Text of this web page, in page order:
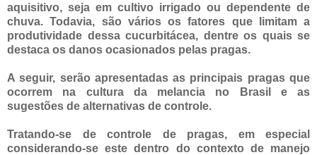
aquisitivo, seja em cultivo irrigado ou dependente de
chuva. Todavia, são vários os fatores que limitam a
produtividade dessa cucurbitácea, dentre os quais se
destaca os danos ocasionados pelas pragas.
A seguir, serão apresentadas as principais pragas que
ocorrem na cultura da melancia no Brasil e as
sugestões de alternativas de controle.
Tratando-se de controle de pragas, em especial
considerando-se este dentro do contexto de manejo